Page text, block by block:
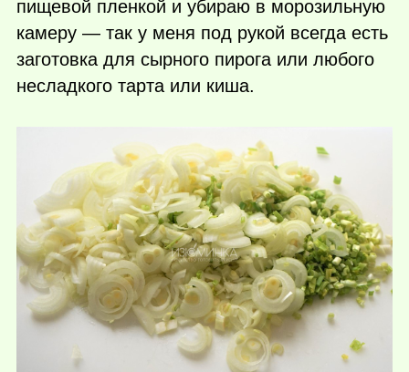
пищевой пленкой и убираю в морозильную
камеру — так у меня под рукой всегда есть
заготовка для сырного пирога или любого
несладкого тарта или киша.